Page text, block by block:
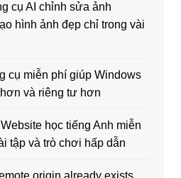
cụ AI chỉnh sửa ảnh
hình ảnh đẹp chỉ trong vài
cụ miễn phí giúp Windows
và riêng tư hơn
học tiếng Anh miễn
tập và trò chơi hấp dẫn
origin already exists